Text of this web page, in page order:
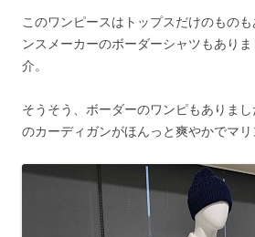
このワンピースはトップスだけのもの
ンスメーカーのボーダーシャツもあり
介。
そうそう、ボーダーのワンピもありま
のカーディガンがほんっと爽やかでマリ